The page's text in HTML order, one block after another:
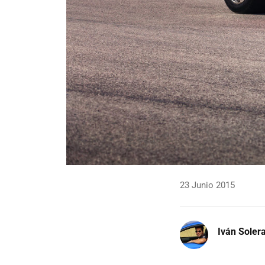
23 Junio 2015
Iván